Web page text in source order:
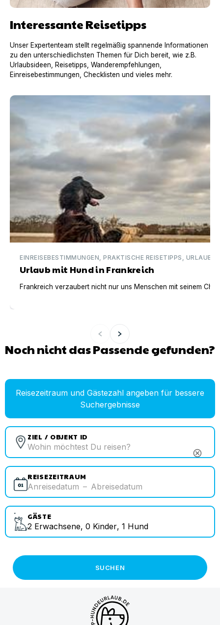
Interessante Reisetipps
Unser Expertenteam stellt regelmäßig spannende Informationen
zu den unterschiedlichsten Themen für Dich bereit, wie z.B.
Urlaubsideen, Reisetipps, Wanderempfehlungen,
Einreisebestimmungen, Checklisten und vieles mehr.
Urlaub mit Hund in Frankreich
EINREISEBESTIMMUNGEN, PRAKTISCHE REISETIPPS,
Urlaub mit Hund in Frankreich
Frankreich verzaubert nicht nur uns Menschen mit seinem
Noch nicht das Passende gefunden?
Reisezeitraum und Gästezahl angeben für bessere
Suchergebnisse
ZIEL / OBJEKT ID
cancel
REISEZEITRAUM
Anreisedatum – Abreisedatum
GÄSTE
2 Erwachsene, 0 Kinder, 1 Hund
SUCHEN